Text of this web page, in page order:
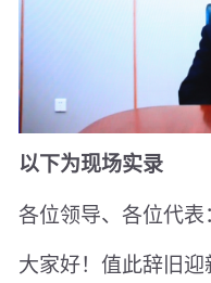
以下为现场实录
各位领导、各位代表：
大家好！值此辞旧